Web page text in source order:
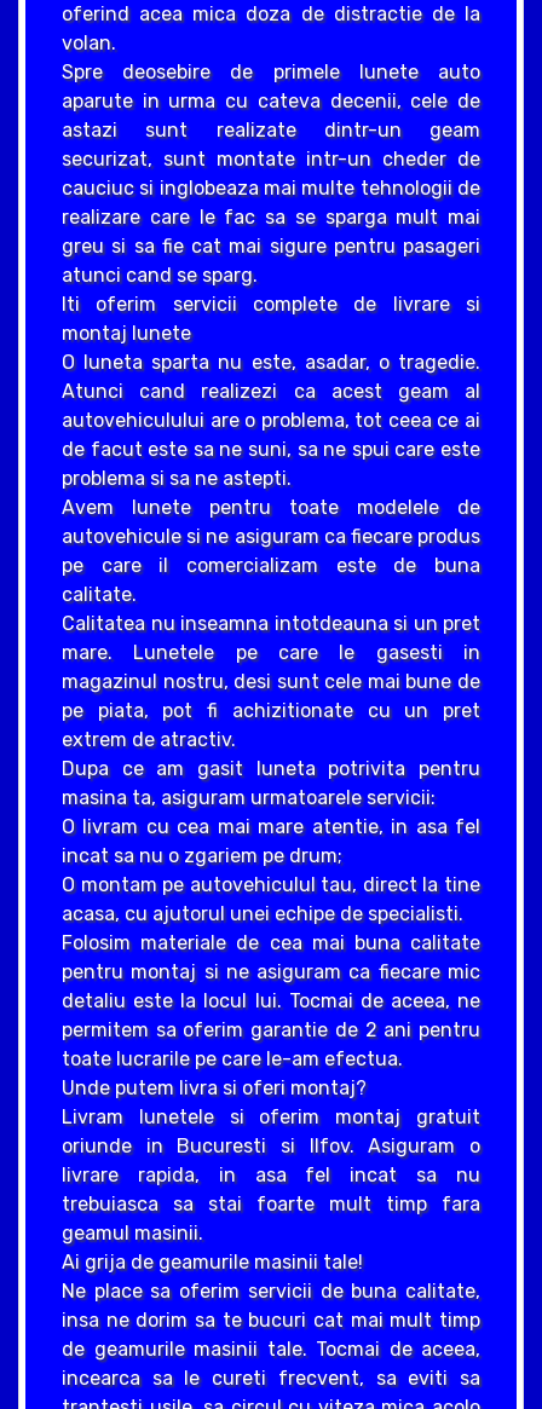
oferind acea mica doza de distractie de la
volan.
Spre deosebire de primele lunete auto
aparute in urma cu cateva decenii, cele de
astazi sunt realizate dintr-un geam
securizat, sunt montate intr-un cheder de
cauciuc si inglobeaza mai multe tehnologii de
realizare care le fac sa se sparga mult mai
greu si sa fie cat mai sigure pentru pasageri
atunci cand se sparg.
Iti oferim servicii complete de livrare si
montaj lunete
O luneta sparta nu este, asadar, o tragedie.
Atunci cand realizezi ca acest geam al
autovehiculului are o problema, tot ceea ce ai
de facut este sa ne suni, sa ne spui care este
problema si sa ne astepti.
Avem lunete pentru toate modelele de
autovehicule si ne asiguram ca fiecare produs
pe care il comercializam este de buna
calitate.
Calitatea nu inseamna intotdeauna si un pret
mare. Lunetele pe care le gasesti in
magazinul nostru, desi sunt cele mai bune de
pe piata, pot fi achizitionate cu un pret
extrem de atractiv.
Dupa ce am gasit luneta potrivita pentru
masina ta, asiguram urmatoarele servicii:
O livram cu cea mai mare atentie, in asa fel
incat sa nu o zgariem pe drum;
O montam pe autovehiculul tau, direct la tine
acasa, cu ajutorul unei echipe de specialisti.
Folosim materiale de cea mai buna calitate
pentru montaj si ne asiguram ca fiecare mic
detaliu este la locul lui. Tocmai de aceea, ne
permitem sa oferim garantie de 2 ani pentru
toate lucrarile pe care le-am efectua.
Unde putem livra si oferi montaj?
Livram lunetele si oferim montaj gratuit
oriunde in Bucuresti si Ilfov. Asiguram o
livrare rapida, in asa fel incat sa nu
trebuiasca sa stai foarte mult timp fara
geamul masinii.
Ai grija de geamurile masinii tale!
Ne place sa oferim servicii de buna calitate,
insa ne dorim sa te bucuri cat mai mult timp
de geamurile masinii tale. Tocmai de aceea,
incearca sa le cureti frecvent, sa eviti sa